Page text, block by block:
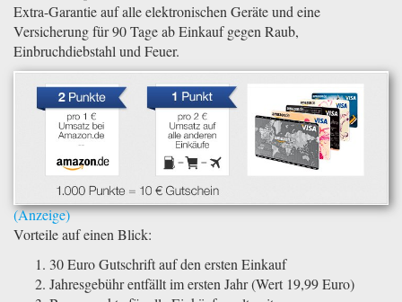
Extra-Garantie auf alle elektronischen Geräte und eine
Versicherung für 90 Tage ab Einkauf gegen Raub,
Einbruchdiebstahl und Feuer.
Vorteile auf einen Blick:
30 Euro Gutschrift auf den ersten Einkauf
Jahresgebühr entfällt im ersten Jahr (Wert 19,99 Euro)